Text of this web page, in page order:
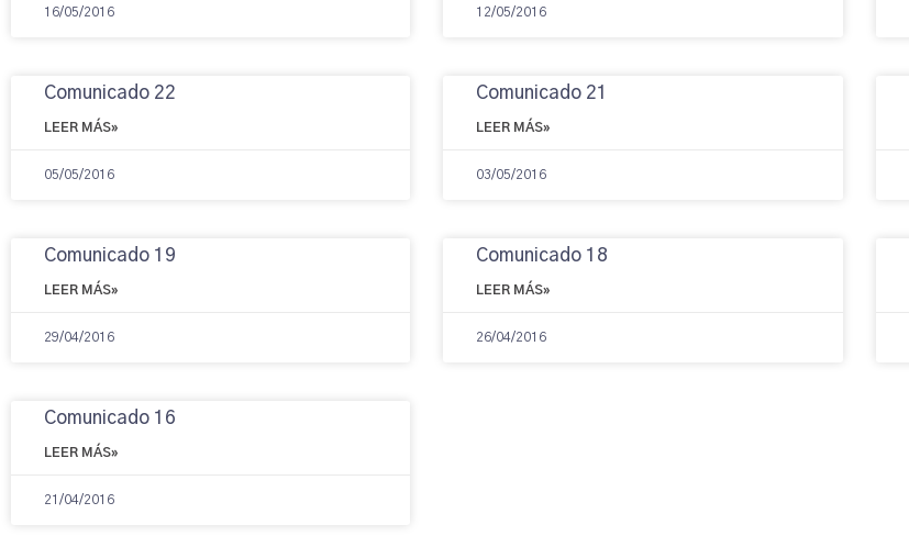
16/05/2016 12/05/2016
Comunicado 22
LEER MÁS»
05/05/2016
Comunicado 21
LEER MÁS»
03/05/2016
Comunicado 19
LEER MÁS»
29/04/2016
Comunicado 18
LEER MÁS»
26/04/2016
Comunicado 16
LEER MÁS»
21/04/2016